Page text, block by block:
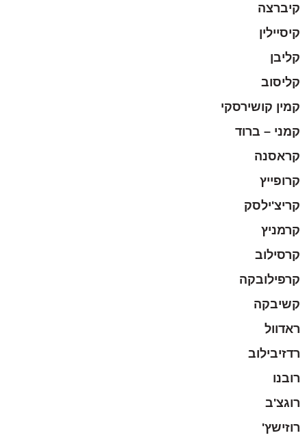
קיברצה
קיסיילין
קליבן
קליסוב
קמין קושירסקי
קמני – ברוד
קראסנה
קרופייץ
קריצ'ילסק
קרמניץ
קרסילוב
קרפילובקה
קשיבקה
ראדוול
רדזיבילוב
רובנו
רוגצ'ב
רוזישץ'